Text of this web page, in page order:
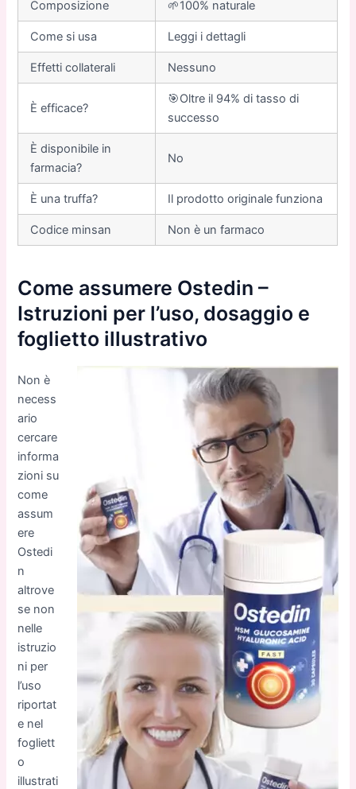
Composizione 🌱100% naturale
Come si usa Leggi i dettagli
Еffetti collaterali Nessuno
È efficace?
🎯Oltre il 94% di tasso di
successo
È disponibile in
farmacia?
No
È una truffa? Il prodotto originale funziona
Codice minsan Non è un farmaco
Come assumere Ostedin –
Istruzioni per l’uso, dosaggio e
foglietto illustrativo
Non è
necess
ario
cercare
informa
zioni su
come
assum
ere
Ostedi
n
altrove
se non
nelle
istruzio
ni per
l’uso
riportat
e nel
fogliett
o
illustrati